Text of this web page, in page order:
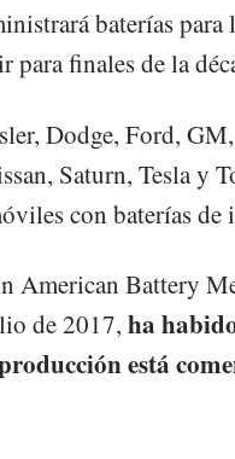
baterías
para finales de la
Dodge, Ford,
Saturn, Tesla y
con baterías de
American Battery
de 2017, ha
está